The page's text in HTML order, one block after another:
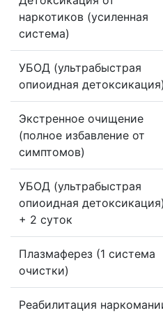
наркотиков (усиленная
система)
УБОД (ультрабыстрая
опиоидная детоксикация)
Экстренное очищение
(полное избавление от
симптомов)
УБОД (ультрабыстрая
опиоидная детоксикация)
+ 2 суток
Плазмаферез (1 система
очистки)
Реабилитация